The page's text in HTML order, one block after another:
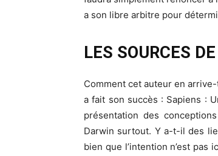
a son libre arbitre pour
LES SOURCES
Comment cet auteur en
a fait son succès : Sapiens :
présentation des
Darwin surtout. Y a-t-il des
bien que l’intention n’est